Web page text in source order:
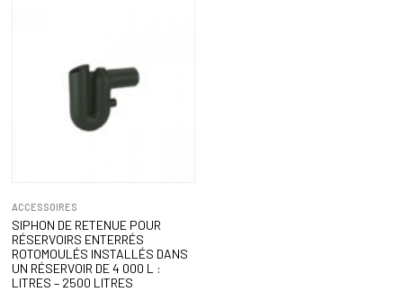
ACCESSOIRES
SIPHON DE RETENUE POUR
RÉSERVOIRS ENTERRÉS
ROTOMOULÉS INSTALLÉS DANS
UN RÉSERVOIR DE 4 000 L :
LITRES – 2500 LITRES